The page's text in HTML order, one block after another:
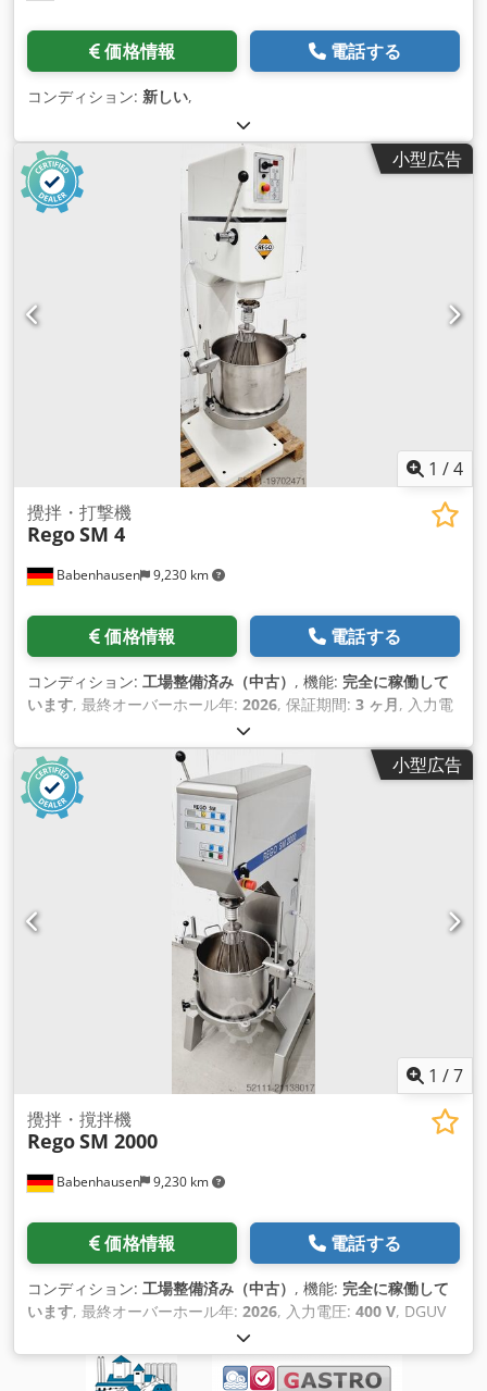
価格情報 電話する
コンディション: 新しい,
小型広告
1 /4
Babenhausen 9,230 km
攪拌・打撃機
RegoSM 4
価格情報 電話する
コンディション: 工場整備済み（中古） , 機能: 完全に稼働して
います, 最終オーバーホール年: 2026, 保証期間: 3 ヶ月, 入力電
, DGUV認証済み 有効期限:
総重量:385 kg（キログラム）, 全幅:720 mm, 全高:1,760
mm, 電気ヒューズ: 16 A, 入力周波数:50 ヘルツ
, 空車重量:
385 kg（キログラム）,
小型広告
1 /7
Babenhausen 9,230 km
攪拌・撹拌機
RegoSM 2000
価格情報 電話する
コンディション: 工場整備済み（中古） , 機能: 完全に稼働して
います, 最終オーバーホール年: 2026, 入力電圧: 400 V, DGUV
, 総重量:
電気ヒューズ:16 A, 入力周波数:50 ヘルツ, 空車重量:320
kg（キログラム）,